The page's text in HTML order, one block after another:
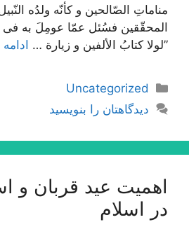
مناماتِ الصّالحین و کأنّه ولدُه
المحقّقین فسُئل عمّا عومِلَ به فی
”لولا کتابُ الألفین و زیارة … ادامه
دسته‌ها
Uncategorized
دیدگاهتان را بنویسید
اهمیت عید قربان و
در اسلام